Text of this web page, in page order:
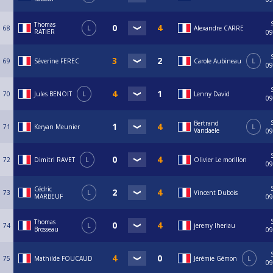
68
Thomas
RATIER
L Alexandre CARRE
69 Séverine FEREC Carole Aubineau L
70 Jules BENOIT L Lenny David
71 Keryan Meunier
Bertrand
Vandaele
L
72 Dimitri RAVET L Olivier Le morillon
73
Cédric
MARBEUF
L Vincent Dubois
74
Thomas
Brosseau
L jeremy lheriau
75 Mathilde FOUCAUD Jérémie Gémon L